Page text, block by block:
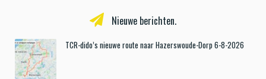
Nieuwe berichten.
TCR-dido’s nieuwe route naar Hazerswoude-Dorp 6-8-2026